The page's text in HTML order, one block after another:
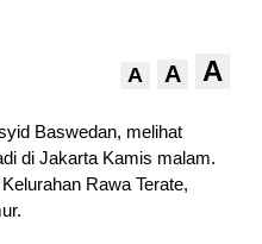
A A A
Baswedan, melihat
di Jakarta Kamis malam.
Rawa Terate,